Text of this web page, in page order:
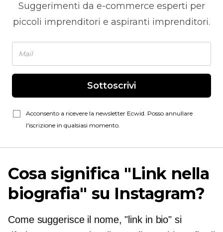
Suggerimenti da e-commerce esperti per
piccoli imprenditori e aspiranti imprenditori.
Sottoscrivi
Acconsento a ricevere la newsletter Ecwid. Posso annullare
l'iscrizione in qualsiasi momento.
Cosa significa "Link nella
biografia" su Instagram?
Come suggerisce il nome, "link in bio" si